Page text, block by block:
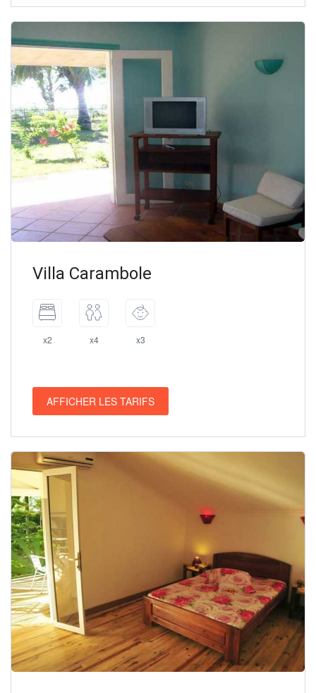
Villa Carambole
x2 x4 x3
AFFICHER LES TARIFS